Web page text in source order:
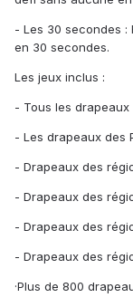
- Les 30 secondes :
en 30 secondes.
Les jeux inclus :
- Tous les drapeaux
- Les drapeaux des
- Drapeaux des
- Drapeaux des
- Drapeaux des
- Drapeaux des
·Plus de 800